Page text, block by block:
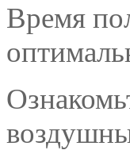
Время